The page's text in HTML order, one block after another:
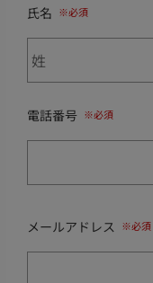
氏名
電話番号
メールアドレス